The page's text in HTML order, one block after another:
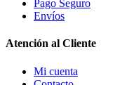
Pago Seguro
Envíos
Atención al Cliente
Mi cuenta